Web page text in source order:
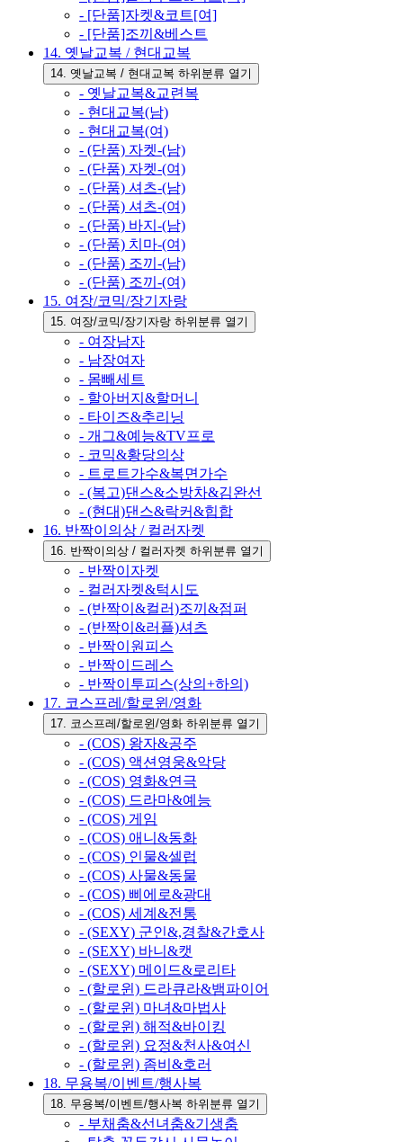
- [단품]자켓&코트[여]
- [단품]조끼&베스트
14. 옛날교복 / 현대교복
14. 옛날교복 / 현대교복 하위분류 열기
- 옛날교복&교련복
- 현대교복(남)
- 현대교복(여)
- (단품) 자켓-(남)
- (단품) 자켓-(여)
- (단품) 셔츠-(남)
- (단품) 셔츠-(여)
- (단품) 바지-(남)
- (단품) 치마-(여)
- (단품) 조끼-(남)
- (단품) 조끼-(여)
15. 여장/코믹/장기자랑
15. 여장/코믹/장기자랑 하위분류 열기
- 여장남자
- 남장여자
- 몸빼세트
- 할아버지&할머니
- 타이즈&추리닝
- 개그&예능&TV프로
- 코믹&황당의상
- 트로트가수&복면가수
- (복고)댄스&소방차&김완선
- (현대)댄스&락커&힙합
16. 반짝이의상 / 컬러자켓
16. 반짝이의상 / 컬러자켓 하위분류 열기
- 반짝이자켓
- 컬러자켓&턱시도
- (반짝이&컬러)조끼&점퍼
- (반짝이&러플)셔츠
- 반짝이원피스
- 반짝이드레스
- 반짝이투피스(상의+하의)
17. 코스프레/할로윈/영화
17. 코스프레/할로윈/영화 하위분류 열기
- (COS) 왕자&공주
- (COS) 액션영웅&악당
- (COS) 영화&연극
- (COS) 드라마&예능
- (COS) 게임
- (COS) 애니&동화
- (COS) 인물&셀럽
- (COS) 사물&동물
- (COS) 삐에로&광대
- (COS) 세계&전통
- (SEXY) 군인&,경찰&간호사
- (SEXY) 바니&캣
- (SEXY) 메이드&로리타
- (할로윈) 드라큐라&뱀파이어
- (할로윈) 마녀&마법사
- (할로윈) 해적&바이킹
- (할로윈) 요정&천사&여신
- (할로윈) 좀비&호러
18. 무용복/이벤트/행사복
18. 무용복/이벤트/행사복 하위분류 열기
- 부채춤&선녀춤&기생춤